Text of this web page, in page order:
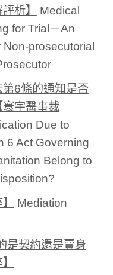
析】
Medical
for Trial－An
prosecutorial
6條的通知是否
宇醫事裁
Due to
6 Act Governing
Belong to
Mediation
是契約還是賣身